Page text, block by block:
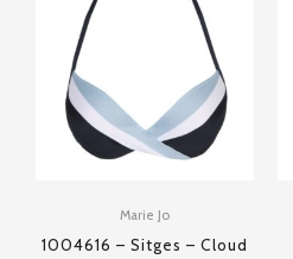
Marie Jo
1004616 – Sitges – Cloud